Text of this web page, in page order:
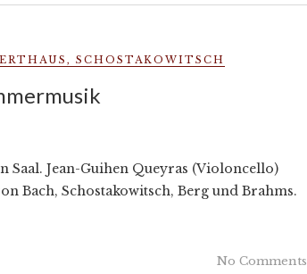
, SCHOSTAKOWITSCH
Saal. Jean-Guihen Queyras (Violoncello)
Bach, Schostakowitsch, Berg und Brahms.
No Comments